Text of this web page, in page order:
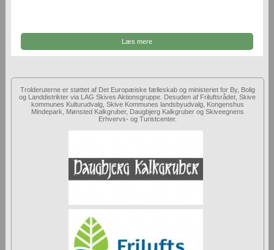
Læs mere
Trolderuterne er støttet af Det Europæiske fælleskab og ministeriet for By, Bolig
og Landdistrikter via LAG Skives Aktionsgruppe. Desuden af Friluftsrådet, Skive
kommunes Kulturudvalg, Skive Kommunes landsbyudvalg, Kongenshus
Mindepark, Mønsted Kalkgruber, Daugbjerg Kalkgruber og Skiveegnens
Erhvervs- og Turistcenter.